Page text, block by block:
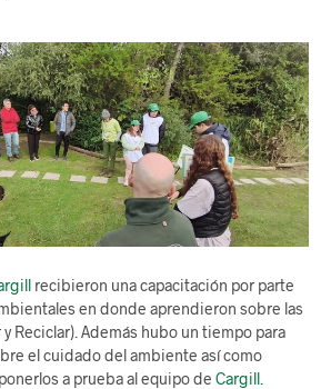
recibieron una capacitación por parte
en donde aprendieron sobre las
Reciclar). Además hubo un tiempo para
el cuidado del ambiente así como
a prueba al equipo de Cargill.